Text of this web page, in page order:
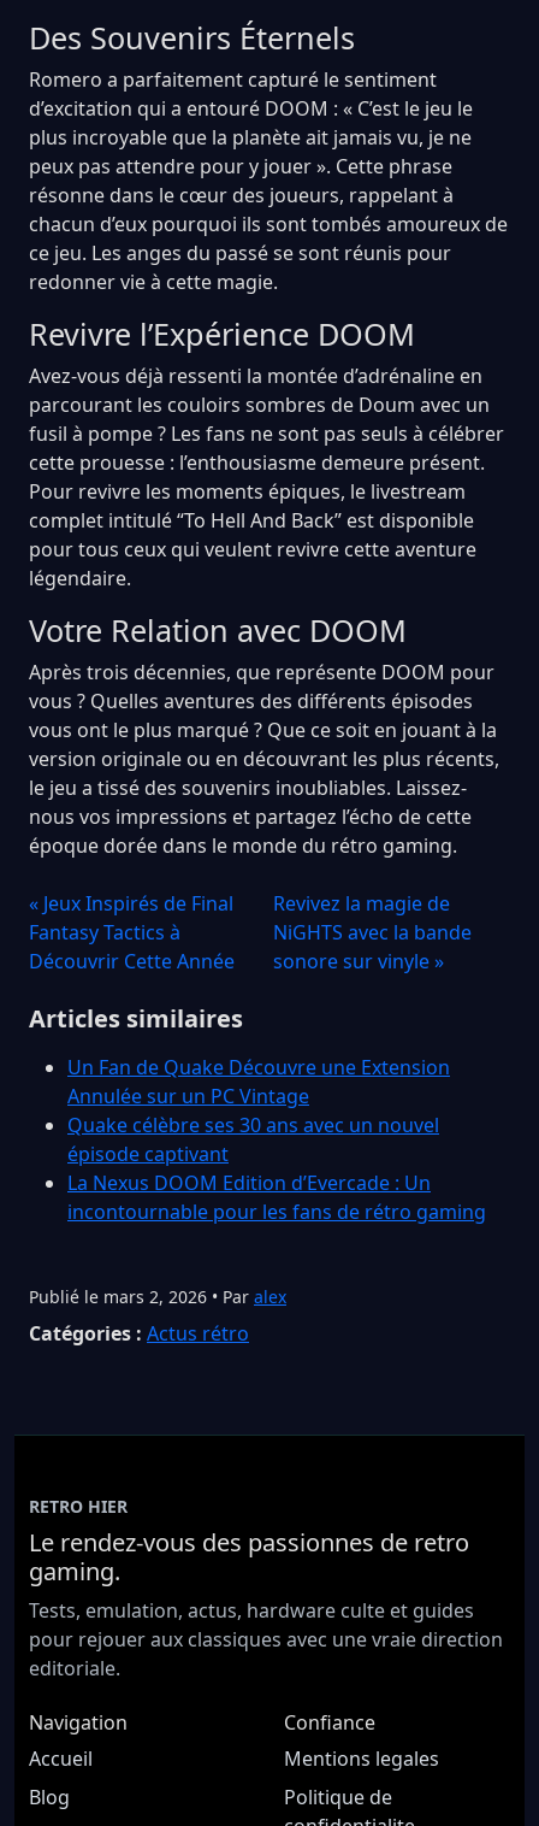
Des Souvenirs Éternels
Romero a parfaitement capturé le sentiment
d’excitation qui a entouré DOOM : « C’est le jeu le
plus incroyable que la planète ait jamais vu, je ne
peux pas attendre pour y jouer ». Cette phrase
résonne dans le cœur des joueurs, rappelant à
chacun d’eux pourquoi ils sont tombés amoureux de
ce jeu. Les anges du passé se sont réunis pour
redonner vie à cette magie.
Revivre l’Expérience DOOM
Avez-vous déjà ressenti la montée d’adrénaline en
parcourant les couloirs sombres de Doum avec un
fusil à pompe ? Les fans ne sont pas seuls à célébrer
cette prouesse : l’enthousiasme demeure présent.
Pour revivre les moments épiques, le livestream
complet intitulé “To Hell And Back” est disponible
pour tous ceux qui veulent revivre cette aventure
légendaire.
Votre Relation avec DOOM
Après trois décennies, que représente DOOM pour
vous ? Quelles aventures des différents épisodes
vous ont le plus marqué ? Que ce soit en jouant à la
version originale ou en découvrant les plus récents,
le jeu a tissé des souvenirs inoubliables. Laissez-
nous vos impressions et partagez l’écho de cette
époque dorée dans le monde du rétro gaming.
« Jeux Inspirés de Final
Fantasy Tactics à
Découvrir Cette Année
Revivez la magie de
NiGHTS avec la bande
sonore sur vinyle »
Articles similaires
Un Fan de Quake Découvre une Extension
Annulée sur un PC Vintage
Quake célèbre ses 30 ans avec un nouvel
épisode captivant
La Nexus DOOM Edition d’Evercade : Un
incontournable pour les fans de rétro gaming
Publié le mars 2, 2026 • Par alex
Catégories : Actus rétro
RETRO HIER
Le rendez-vous des passionnes de retro
gaming.
Tests, emulation, actus, hardware culte et guides
pour rejouer aux classiques avec une vraie direction
editoriale.
Navigation
Accueil
Blog
Confiance
Mentions legales
Politique de